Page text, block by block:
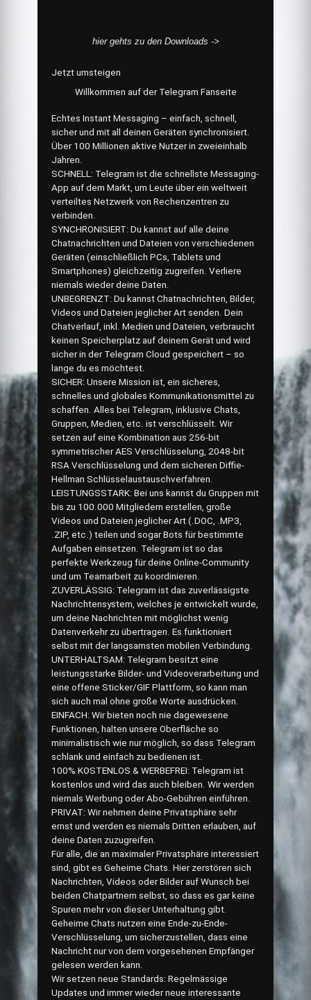
hier gehts zu den Downloads ->
Jetzt umsteigen
Willkommen auf der Telegram Fanseite
Echtes Instant Messaging – einfach, schnell,
sicher und mit all deinen Geräten synchronisiert.
Über 100 Millionen aktive Nutzer in zweieinhalb
Jahren.
SCHNELL: Telegram ist die schnellste Messaging-
App auf dem Markt, um Leute über ein weltweit
verteiltes Netzwerk von Rechenzentren zu
verbinden.
SYNCHRONISIERT: Du kannst auf alle deine
Chatnachrichten und Dateien von verschiedenen
Geräten (einschließlich PCs, Tablets und
Smartphones) gleichzeitig zugreifen. Verliere
niemals wieder deine Daten.
UNBEGRENZT: Du kannst Chatnachrichten, Bilder,
Videos und Dateien jeglicher Art senden. Dein
Chatverlauf, inkl. Medien und Dateien, verbraucht
keinen Speicherplatz auf deinem Gerät und wird
sicher in der Telegram Cloud gespeichert – so
lange du es möchtest.
SICHER: Unsere Mission ist, ein sicheres,
schnelles und globales Kommunikationsmittel zu
schaffen. Alles bei Telegram, inklusive Chats,
Gruppen, Medien, etc. ist verschlüsselt. Wir
setzen auf eine Kombination aus 256-bit
symmetrischer AES Verschlüsselung, 2048-bit
RSA Verschlüsselung und dem sicheren Diffie-
Hellman Schlüsselaustauschverfahren.
LEISTUNGSSTARK: Bei uns kannst du Gruppen mit
bis zu 100.000 Mitgliedern erstellen, große
Videos und Dateien jeglicher Art (.DOC, .MP3,
.ZIP, etc.) teilen und sogar Bots für bestimmte
Aufgaben einsetzen. Telegram ist so das
perfekte Werkzeug für deine Online-Community
und um Teamarbeit zu koordinieren.
ZUVERLÄSSIG: Telegram ist das zuverlässigste
Nachrichtensystem, welches je entwickelt wurde,
um deine Nachrichten mit möglichst wenig
Datenverkehr zu übertragen. Es funktioniert
selbst mit der langsamsten mobilen Verbindung.
UNTERHALTSAM: Telegram besitzt eine
leistungsstarke Bilder- und Videoverarbeitung und
eine offene Sticker/GIF Plattform, so kann man
sich auch mal ohne große Worte ausdrücken.
EINFACH: Wir bieten noch nie dagewesene
Funktionen, halten unsere Oberfläche so
minimalistisch wie nur möglich, so dass Telegram
schlank und einfach zu bedienen ist.
100% KOSTENLOS & WERBEFREI: Telegram ist
kostenlos und wird das auch bleiben. Wir werden
niemals Werbung oder Abo-Gebühren einführen.
PRIVAT: Wir nehmen deine Privatsphäre sehr
ernst und werden es niemals Dritten erlauben, auf
deine Daten zuzugreifen.
Für alle, die an maximaler Privatsphäre interessiert
sind, gibt es Geheime Chats. Hier zerstören sich
Nachrichten, Videos oder Bilder auf Wunsch bei
beiden Chatpartnern selbst, so dass es gar keine
Spuren mehr von dieser Unterhaltung gibt.
Geheime Chats nutzen eine Ende-zu-Ende-
Verschlüsselung, um sicherzustellen, dass eine
Nachricht nur von dem vorgesehenen Empfänger
gelesen werden kann.
Wir setzen neue Standards: Regelmässige
Updates und immer wieder neue interessante